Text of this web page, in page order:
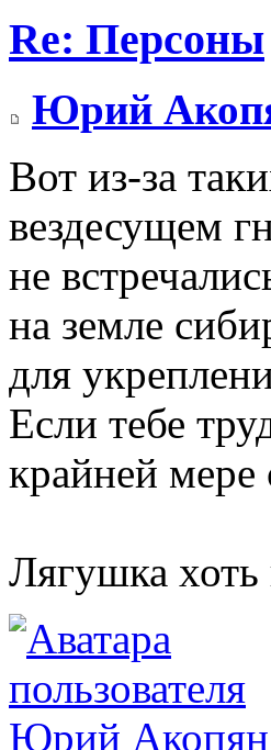
Re: Персоны
Юрий
Вот из-за
вездесущем
не
на земле
для
Если тебе
крайней
Лягушка
Юрий Акопян